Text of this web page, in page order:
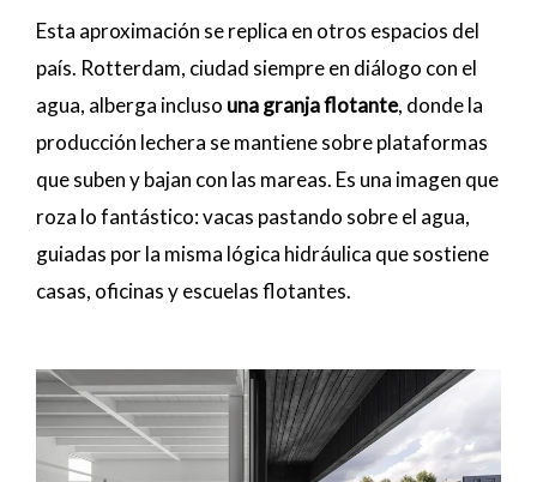
Esta aproximación se replica en otros espacios del
país. Rotterdam, ciudad siempre en diálogo con el
agua, alberga incluso una granja flotante, donde la
producción lechera se mantiene sobre plataformas
que suben y bajan con las mareas. Es una imagen que
roza lo fantástico: vacas pastando sobre el agua,
guiadas por la misma lógica hidráulica que sostiene
casas, oficinas y escuelas flotantes.